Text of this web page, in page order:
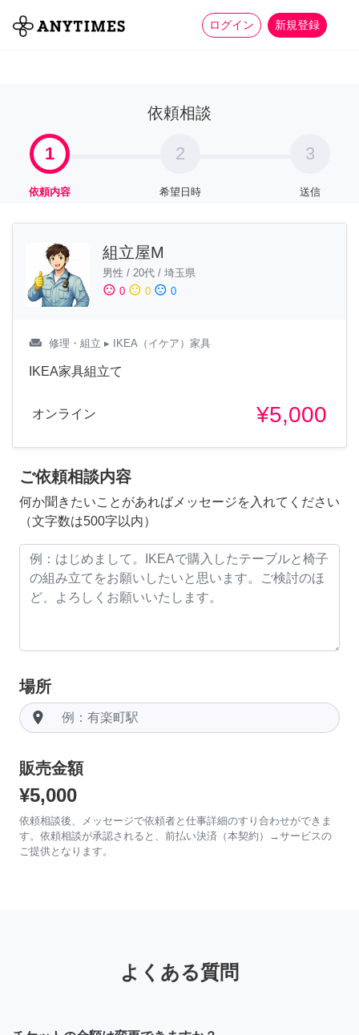
ログイン 新規登録
全て 家事 more_horiz
依頼相談
1
依頼内容
2
希望日時
3
送信
組立屋M
男性 / 20代 / 埼玉県
sentiment_satisfied 0 sentiment_neutral 0 sentiment_dissatisfied 0
weekend 修理・組立 ▸ IKEA（イケア）家具
IKEA家具組立て
オンライン ¥5,000
ご依頼相談内容
何か聞きたいことがあればメッセージを入れてください
（文字数は500字以内）
場所
room
販売金額
¥5,000
依頼相談後、メッセージで依頼者と仕事詳細のすり合わせができま
す。依頼相談が承認されると、前払い決済（本契約）→サービスの
ご提供となります。
よくある質問